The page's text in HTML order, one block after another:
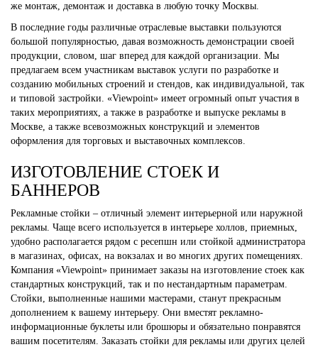
же монтаж, демонтаж и доставка в любую точку Москвы.
В последние годы различные отраслевые выставки пользуются
большой популярностью, давая возможность демонстрации своей
продукции, словом, шаг вперед для каждой организации. Мы
предлагаем всем участникам выставок услуги по разработке и
созданию мобильных строений и стендов, как индивидуальной, так
и типовой застройки. «Viewpoint» имеет огромный опыт участия в
таких мероприятиях, а также в разработке и выпуске рекламы в
Москве, а также всевозможных конструкций и элементов
оформления для торговых и выставочных комплексов.
ИЗГОТОВЛЕНИЕ СТОЕК И
БАННЕРОВ
Рекламные стойки – отличный элемент интерьерной или наружной
рекламы. Чаще всего используется в интерьере холлов, приемных,
удобно располагается рядом с ресепшн или стойкой администратора
в магазинах, офисах, на вокзалах и во многих других помещениях.
Компания «Viewpoint» принимает заказы на изготовление стоек как
стандартных конструкций, так и по нестандартным параметрам.
Стойки, выполненные нашими мастерами, станут прекрасным
дополнением к вашему интерьеру. Они вместят рекламно-
информационные буклеты или брошюры и обязательно понравятся
вашим посетителям. Заказать стойки для рекламы или других целей